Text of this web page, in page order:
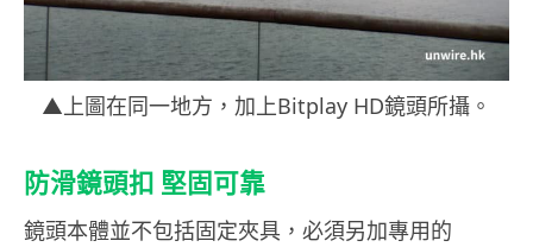
▲上圖在同一地方，加上Bitplay HD鏡頭所攝。
防滑鏡頭扣 堅固可靠
鏡頭本體並不包括固定夾具，必須另加專用的